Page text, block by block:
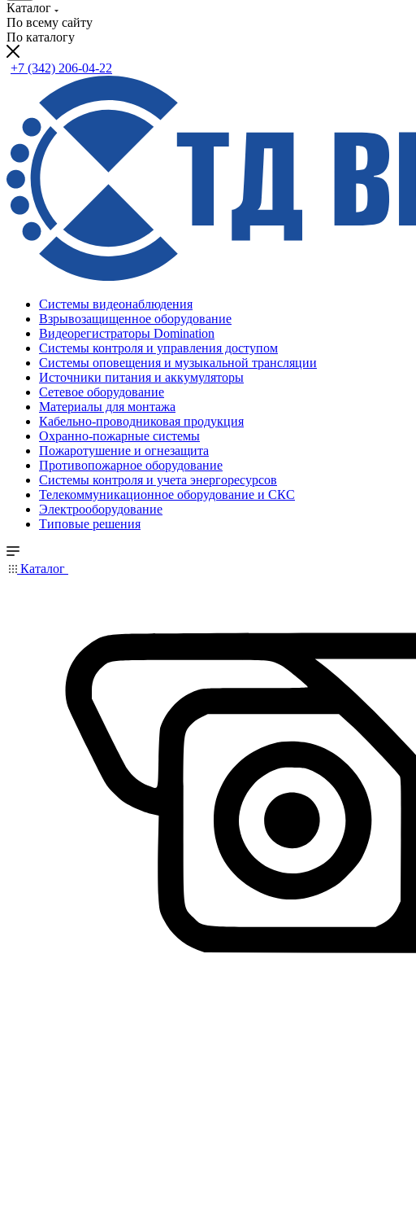
Каталог
По всему сайту
По каталогу
+7 (342) 206-04-22
Системы видеонаблюдения
Взрывозащищенное оборудование
Видеорегистраторы Domination
Системы контроля и управления доступом
Системы оповещения и музыкальной трансляции
Источники питания и аккумуляторы
Сетевое оборудование
Материалы для монтажа
Кабельно-проводниковая продукция
Охранно-пожарные системы
Пожаротушение и огнезащита
Противопожарное оборудование
Системы контроля и учета энергоресурсов
Телекоммуникационное оборудование и СКС
Электрооборудование
Типовые решения
Каталог